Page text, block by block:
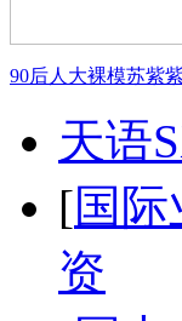
90后人大裸模苏紫
天语
[国际
资